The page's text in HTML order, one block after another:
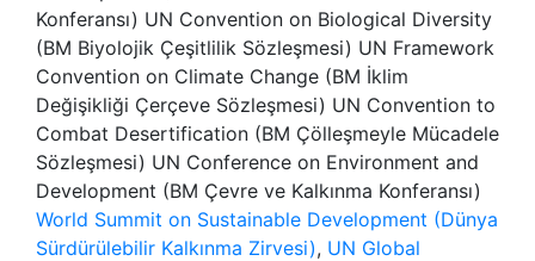
Konferansı) UN Convention on Biological Diversity
(BM Biyolojik Çeşitlilik Sözleşmesi) UN Framework
Convention on Climate Change (BM İklim
Değişikliği Çerçeve Sözleşmesi) UN Convention to
Combat Desertification (BM Çölleşmeyle Mücadele
Sözleşmesi) UN Conference on Environment and
Development (BM Çevre ve Kalkınma Konferansı)
World Summit on Sustainable Development (Dünya
Sürdürülebilir Kalkınma Zirvesi), UN Global